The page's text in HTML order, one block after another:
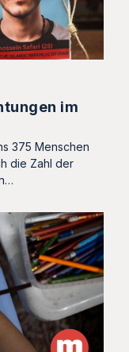
im
375 Menschen
die Zahl der